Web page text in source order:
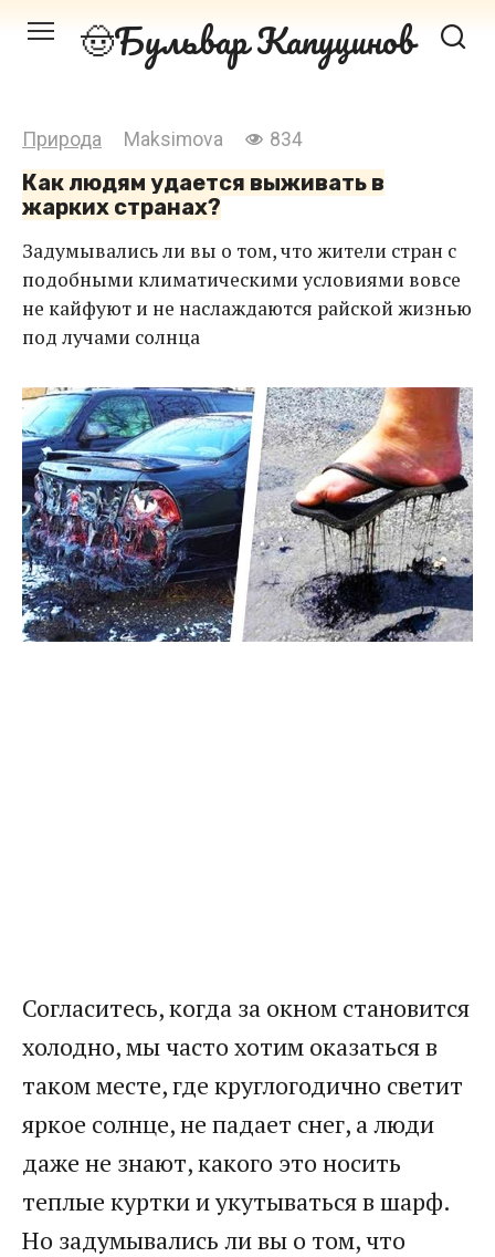
Перейти Бульвар Капуцинов
Природа Maksimova 834
Как людям удается выживать в
жарких странах?
Задумывались ли вы о том, что жители стран с
подобными климатическими условиями вовсе
не кайфуют и не наслаждаются райской жизнью
под лучами солнца
Согласитесь, когда за окном становится
холодно, мы часто хотим оказаться в
таком месте, где круглогодично светит
яркое солнце, не падает снег, а люди
даже не знают, какого это носить
теплые куртки и укутываться в шарф.
Но задумывались ли вы о том, что